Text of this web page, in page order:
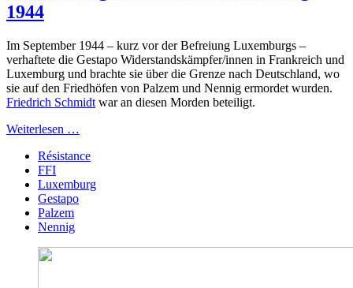
1944
Im September 1944 – kurz vor der Befreiung Luxemburgs –
verhaftete die Gestapo Widerstandskämpfer/innen in Frankreich und
Luxemburg und brachte sie über die Grenze nach Deutschland, wo
sie auf den Friedhöfen von Palzem und Nennig ermordet wurden.
Friedrich Schmidt war an diesen Morden beteiligt.
Weiterlesen …
Résistance
FFI
Luxemburg
Gestapo
Palzem
Nennig